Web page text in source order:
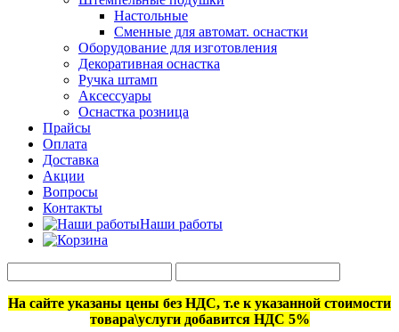
Настольные
Сменные для автомат. оснастки
Оборудование для изготовления
Декоративная оснастка
Ручка штамп
Аксессуары
Оснастка розница
Прайсы
Оплата
Доставка
Акции
Вопросы
Контакты
Наши работы
На сайте указаны цены без НДС, т.е к указанной стоимости
товара\услуги добавится НДС 5%